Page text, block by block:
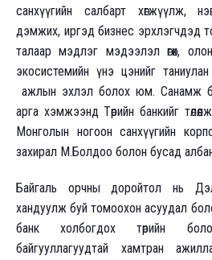
санхүүгийн салбарт хөгжүүлж,
дэмжих, иргэд бизнес эрхлэгчдэд
талаар мэдлэг мэдээлэл өгөх,
экосистемийн үнэ цэнийг
ажлын эхлэл болох юм. Санамж
арга хэмжээнд Төрийн банкийг
Монголын ногоон санхүүгийн
захирал М.Болдоо болон бусад
Байгаль орчны доройтол нь
хандуулж буй томоохон асуудал
банк холбогдох төрийн
байгууллагуудтай хамтран